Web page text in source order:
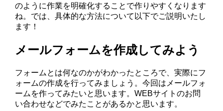
のように作業を明確化することで作りやすくなります
ね。では、具体的な方法について以下でご説明いたし
ます！
メールフォームを作成してみよう
フォームとは何なのかがわかったところで、実際にフ
ォームの作成を行ってみましょう。今回はメールフォ
ームを作ってみたいと思います。WEBサイトのお問
い合わせなどでみたことがあるかと思います。